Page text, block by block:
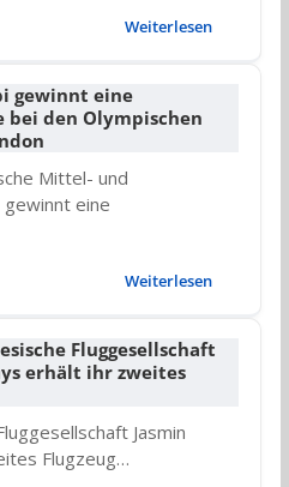
Weiterlesen
gewinnt eine
bei den Olympischen
Mittel- und
eine
Weiterlesen
Fluggesellschaft
erhält ihr zweites
Jasmin
Flugzeug…